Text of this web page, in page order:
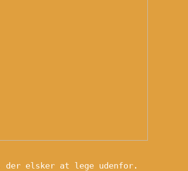
der elsker at lege udenfor.